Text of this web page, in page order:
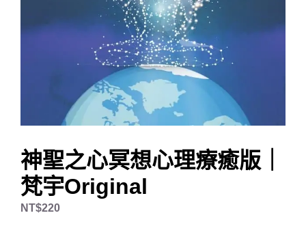
神聖之心冥想心理療癒版｜
梵宇Original
NT$220